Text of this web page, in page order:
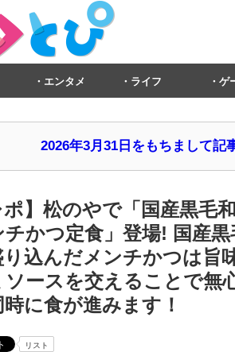
エンタメ ライフ ゲ
2026年3月31日をもちまして記
ポ】松のやで「国産黒毛
チかつ定食」登場! 国産
り込んだメンチかつは旨
ソースを交えることで無
に食が進みます！
リスト